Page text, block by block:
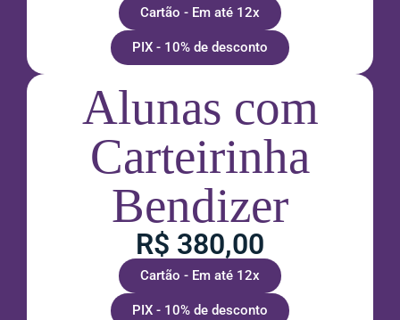
Cartão - Em até 12x
PIX - 10% de desconto
Alunas com
Carteirinha
Bendizer
R$ 380,00
Cartão - Em até 12x
PIX - 10% de desconto